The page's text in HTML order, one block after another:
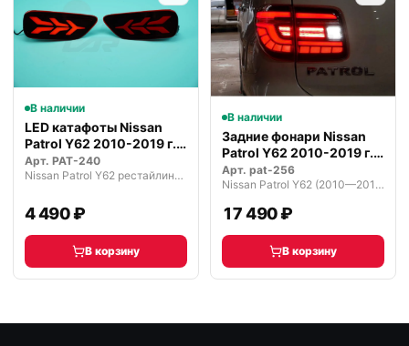
В наличии
LED катафоты Nissan
Patrol Y62 2010-2019 г.
темные
Арт. PAT-240
Nissan Patrol Y62 рестайлинг (2014—2019)
4 490 ₽
В корзину
В наличии
Задние фонари Nissan
Patrol Y62 2010-2019 г.
темн…
Арт. pat-256
Nissan Patrol Y62 (2010—2014)
17 490 ₽
В корзину